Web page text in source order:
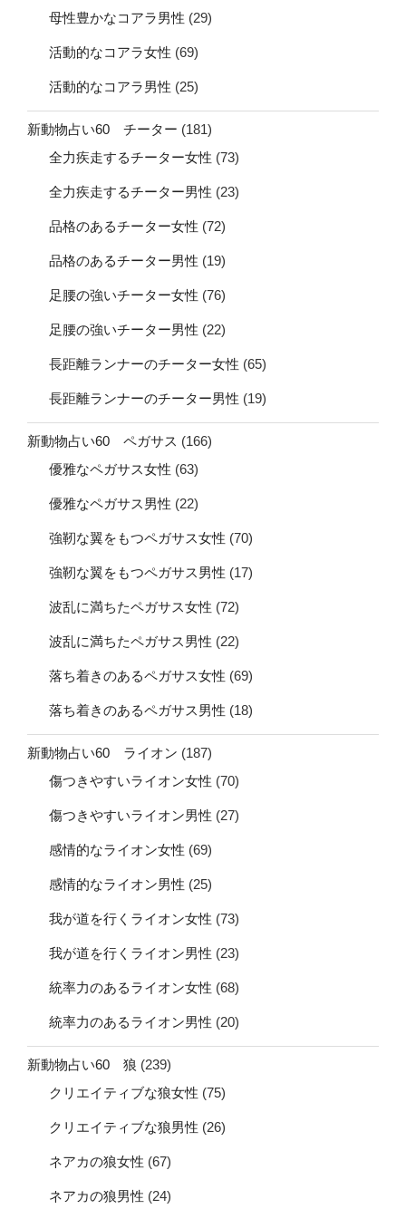
母性豊かなコアラ男性 (29)
活動的なコアラ女性 (69)
活動的なコアラ男性 (25)
新動物占い60 チーター (181)
全力疾走するチーター女性 (73)
全力疾走するチーター男性 (23)
品格のあるチーター女性 (72)
品格のあるチーター男性 (19)
足腰の強いチーター女性 (76)
足腰の強いチーター男性 (22)
長距離ランナーのチーター女性 (65)
長距離ランナーのチーター男性 (19)
新動物占い60 ペガサス (166)
優雅なペガサス女性 (63)
優雅なペガサス男性 (22)
強靭な翼をもつペガサス女性 (70)
強靭な翼をもつペガサス男性 (17)
波乱に満ちたペガサス女性 (72)
波乱に満ちたペガサス男性 (22)
落ち着きのあるペガサス女性 (69)
落ち着きのあるペガサス男性 (18)
新動物占い60 ライオン (187)
傷つきやすいライオン女性 (70)
傷つきやすいライオン男性 (27)
感情的なライオン女性 (69)
感情的なライオン男性 (25)
我が道を行くライオン女性 (73)
我が道を行くライオン男性 (23)
統率力のあるライオン女性 (68)
統率力のあるライオン男性 (20)
新動物占い60 狼 (239)
クリエイティブな狼女性 (75)
クリエイティブな狼男性 (26)
ネアカの狼女性 (67)
ネアカの狼男性 (24)